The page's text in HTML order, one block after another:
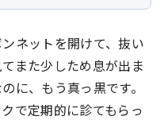
ネットを開けて、抜い
また少しため息が出ま
に、もう真っ黒です。
で定期的に診てもらっ